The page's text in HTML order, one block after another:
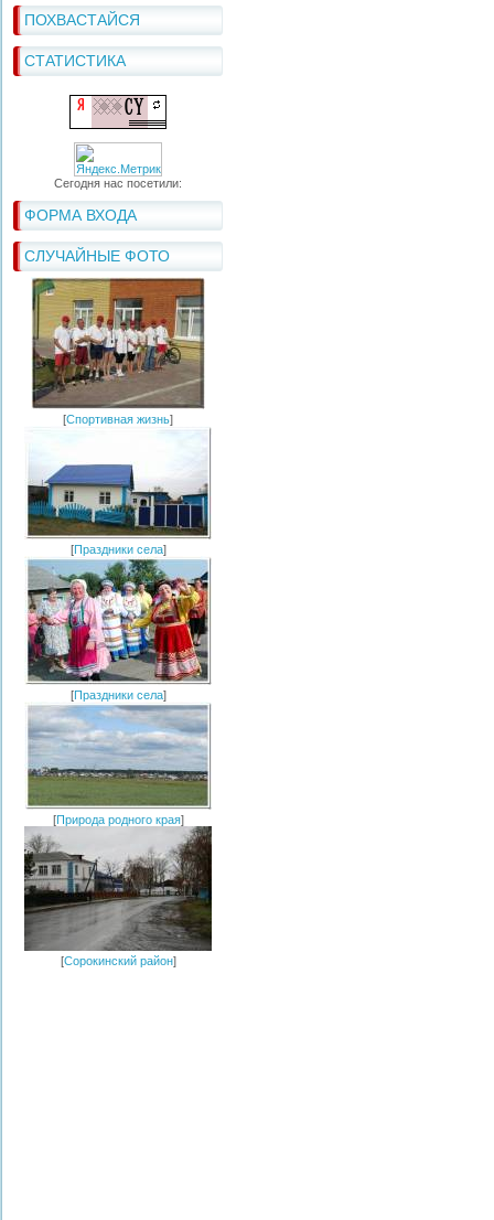
ПОХВАСТАЙСЯ
СТАТИСТИКА
Сегодня нас посетили:
ФОРМА ВХОДА
СЛУЧАЙНЫЕ ФОТО
[Спортивная жизнь]
[Праздники села]
[Праздники села]
[Природа родного края]
[Сорокинский район]